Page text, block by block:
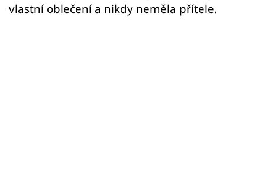
vlastní oblečení a nikdy neměla přítele.